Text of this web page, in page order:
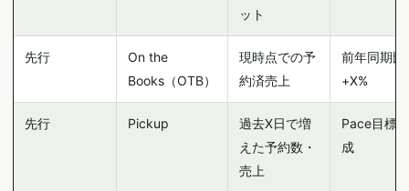
ット
先行
On the
Books（OTB）
現時点での予
約済売上
前年同期比
+X%
先行 Pickup
過去X日で増
えた予約数・
売上
Pace目標達
成